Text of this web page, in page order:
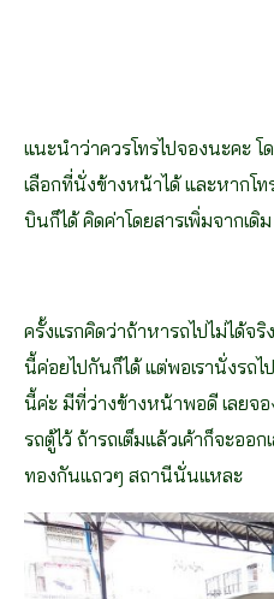
แนะนำว่าควรโทรไปจองนะคะ โ
เลือกที่นั่งข้างหน้าได้ และหากโ
บินก็ได้ คิดค่าโดยสารเพิ่มจากเดิ
ครั้งแรกคิดว่าถ้าหารถไปไม่ได้
นี้ค่อยไปกันก็ได้ แต่พอเรานั่งรถ
นี้ค่ะ มีที่ว่างข้างหน้าพอดี เลยจ
รถตู้ไว้ ถ้ารถเต็มแล้วเค้าก็จะออ
ทองกันแถวๆ สถานีนั่นแหละ